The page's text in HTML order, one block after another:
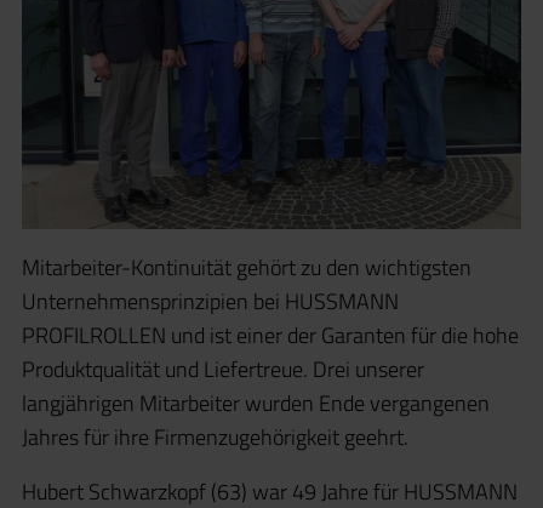
Mitarbeiter-Kontinuität gehört zu den wichtigsten
Unternehmensprinzipien bei HUSSMANN
PROFILROLLEN und ist einer der Garanten für die hohe
Produktqualität und Liefertreue. Drei unserer
langjährigen Mitarbeiter wurden Ende vergangenen
Jahres für ihre Firmenzugehörigkeit geehrt.
Hubert Schwarzkopf (63) war 49 Jahre für HUSSMANN